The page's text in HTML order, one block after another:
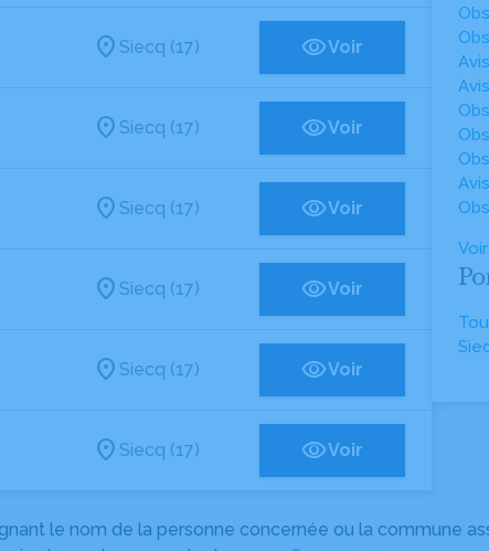
Siecq (17) Voir
Siecq (17) Voir
Siecq (17) Voir
Siecq (17) Voir
Siecq (17) Voir
Siecq (17) Voir
le nom de la personne concernée ou la commune